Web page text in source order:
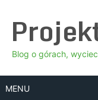
content
Blog o górach,
MENU